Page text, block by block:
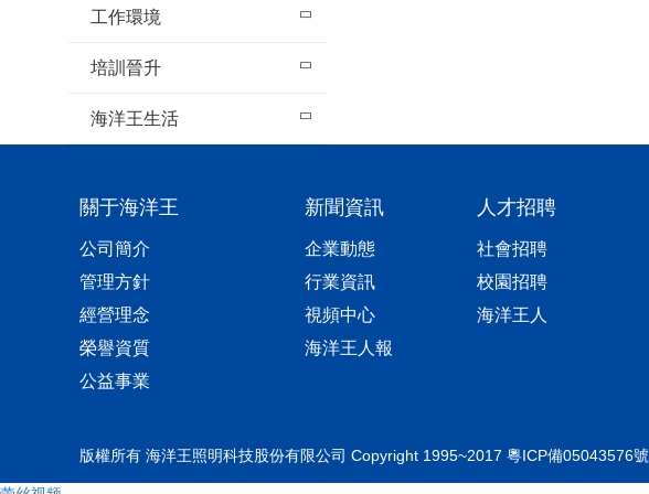
工作環境
培訓晉升
海洋王生活
關于海洋王
公司簡介
管理方針
經營理念
榮譽資質
公益事業
新聞資訊
企業動態
行業資訊
視頻中心
海洋王人報
人才招聘
社會招聘
校園招聘
海洋王人
版權所有 海洋王照明科技股份有限公司 Copyright 1995~2017 粵ICP備05043576號